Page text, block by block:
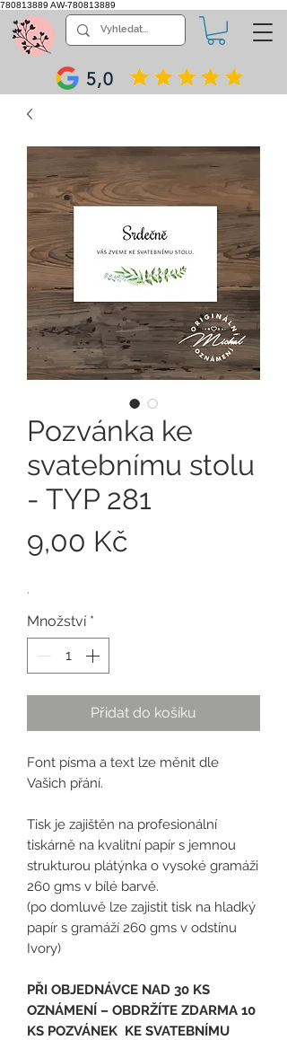
780813889 AW-780813889
5,0
Pozvánka ke
svatebnímu stolu
- TYP 281
9,00 Kč
.
Množství *
Přidat do košíku
Font písma a text lze měnit dle
Vašich přání.
Tisk je zajištěn na profesionální
tiskárně na kvalitní papír s jemnou
strukturou plátýnka o vysoké gramáži
260 gms v bílé barvě.
(po domluvě lze zajistit tisk na hladký
papír s gramáží 260 gms v odstínu
Ivory)
PŘI OBJEDNÁVCE NAD 30 KS
OZNÁMENÍ – OBDRŽÍTE ZDARMA 10
KS POZVÁNEK KE SVATEBNÍMU